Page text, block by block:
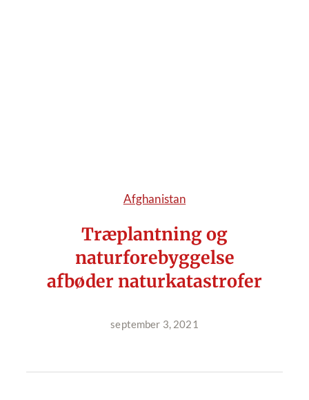
Afghanistan
Træplantning og
naturforebyggelse
afbøder naturkatastrofer
september 3, 2021